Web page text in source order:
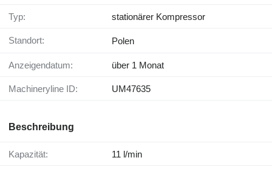
Typ: stationärer Kompressor
Standort: Polen
Anzeigendatum: über 1 Monat
Machineryline ID: UM47635
Beschreibung
Kapazität: 11 l/min